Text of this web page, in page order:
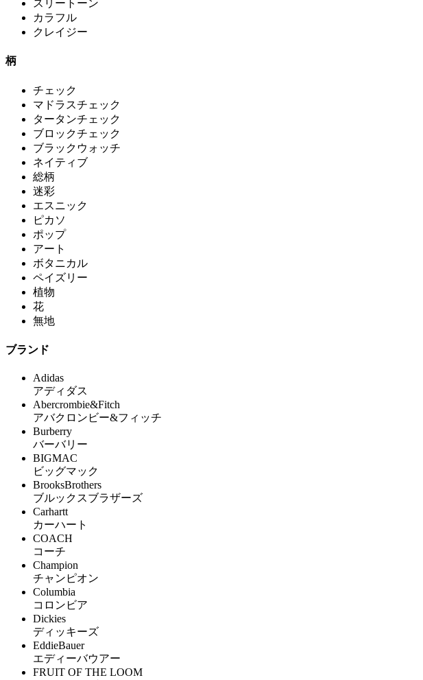
スリートーン
カラフル
クレイジー
柄
チェック
マドラスチェック
タータンチェック
ブロックチェック
ブラックウォッチ
ネイティブ
総柄
迷彩
エスニック
ピカソ
ポップ
アート
ボタニカル
ペイズリー
植物
花
無地
ブランド
Adidas
アディダス
Abercrombie&Fitch
アバクロンビー&フィッチ
Burberry
バーバリー
BIGMAC
ビッグマック
BrooksBrothers
ブルックスブラザーズ
Carhartt
カーハート
COACH
コーチ
Champion
チャンピオン
Columbia
コロンビア
Dickies
ディッキーズ
EddieBauer
エディーバウアー
FRUIT OF THE LOOM